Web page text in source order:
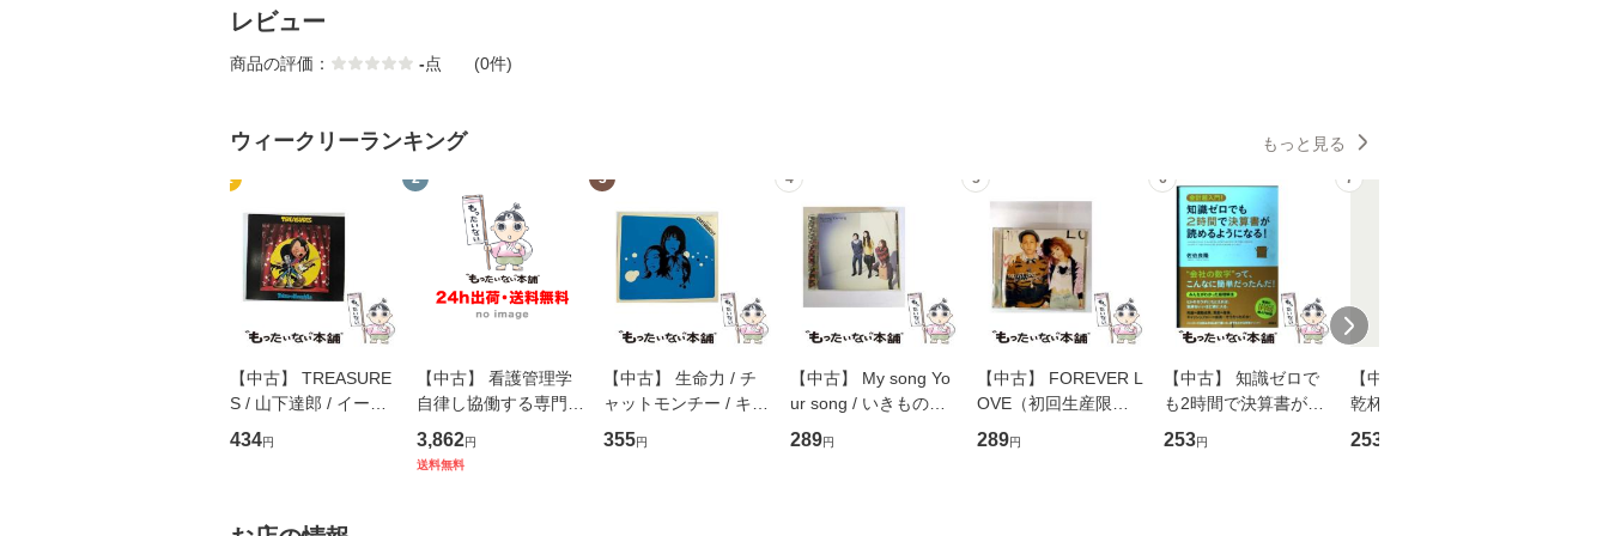
レビュー
商品の評価： -点 (0件)
ウィークリーランキング もっと見る
1
【中古】 TREASURE
S / 山下達郎 / イース
トウエスト・ジャパン
[CD]【メール便送料無
434円
2
【中古】 看護管理学
自律し協働する専門職
の看護マネジメントス
キル 改訂第3版 (看護
3,862円
送料無料
3
【中古】 生命力 / チ
ャットモンチー / キュ
ーンレコード [CD]
【メール便送料無料】
355円
4
【中古】 My song Yo
ur song / いきものが
かり / [CD]【メール便
送料無料】
289円
5
【中古】 FOREVER L
OVE（初回生産限定
盤） / 清水翔太×加藤
ミリヤ / [CD]【メール
289円
6
【中古】 知識ゼロで
も2時間で決算書が読
めるようになる！ 会
計超入門！ / 佐伯 良
253円
7
【中古】 ウインクで
乾杯 (ノン・ポシェッ
ト) / 東野圭吾 / 祥伝
253